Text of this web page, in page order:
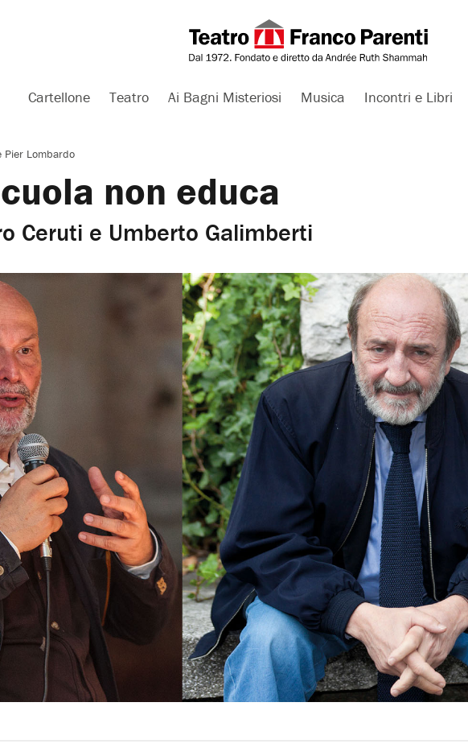
Cartellone Teatro Ai Bagni Misteriosi Musica Incontri e Libri
Pier Lombardo
non educa
Ceruti e Umberto Galimberti